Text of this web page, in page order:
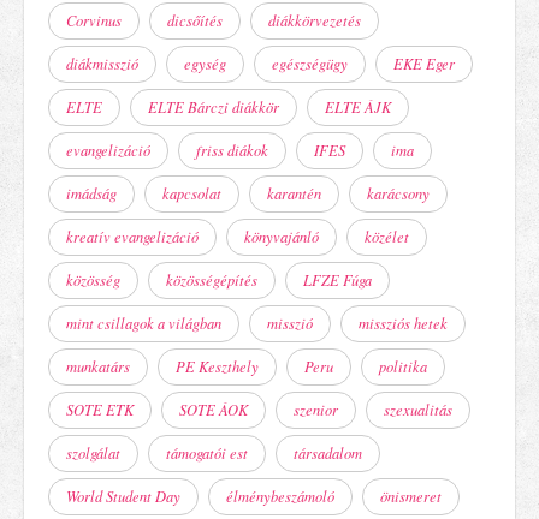
Corvinus dicsőítés diákkörvezetés
diákmisszió egység egészségügy EKE Eger
ELTE ELTE Bárczi diákkör ELTE ÁJK
evangelizáció friss diákok IFES ima
imádság kapcsolat karantén karácsony
kreatív evangelizáció könyvajánló közélet
közösség közösségépítés LFZE Fúga
mint csillagok a világban misszió missziós hetek
munkatárs PE Keszthely Peru politika
SOTE ETK SOTE ÁOK szenior szexualitás
szolgálat támogatói est társadalom
World Student Day élménybeszámoló önismeret